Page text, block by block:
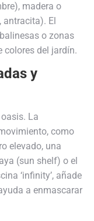
madera o
antracita). El
o zonas
colores del jardín.
y
La
como
elevado, una
(sun shelf) o el
‘infinity’, añade
a enmascarar